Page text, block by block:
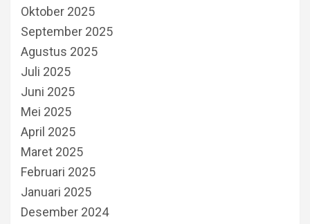
Oktober 2025
September 2025
Agustus 2025
Juli 2025
Juni 2025
Mei 2025
April 2025
Maret 2025
Februari 2025
Januari 2025
Desember 2024